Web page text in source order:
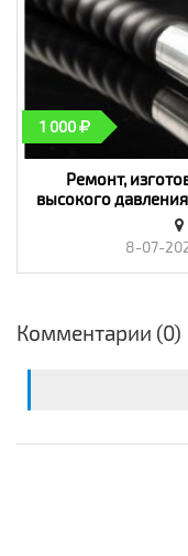
1 000
Ремонт,
высокого
8-07-
Комментарии (0)